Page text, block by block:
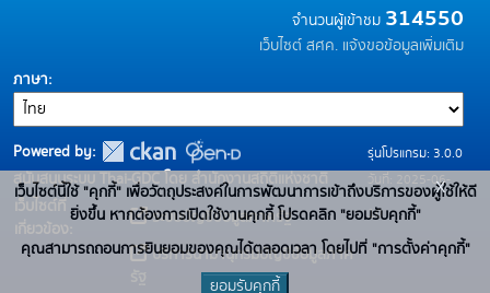
จำนวนผู้เข้าชม 314550
เว็บไซต์ สศค. แจ้งขอข้อมูลเพิ่มเติม
ภาษา
Powered by:
สนับสนุนระบบ Thai-GDC โดย สำนักงานสถิติแห่งชาติ
เว็บไซต์ที่
เกี่ยวข้อง:
ระบบบัญชีข้อมูลภาครัฐ
บริการนามานุกรมบัญชีข้อมูลภาค
รุ่นโปรแกรม: 3.0.0
วันที่: 2025-06-
10
เว็บไซต์นี้ใช้ "คุกกี้" เพื่อวัตถุประสงค์ในการพัฒนาการเข้าถึงบริการของผู้ใช้ให้ดี
ยิ่งขึ้น หากต้องการเปิดใช้งานคุกกี้ โปรดคลิก "ยอมรับคุกกี้"
คุณสามารถถอนการยินยอมของคุณได้ตลอดเวลา โดยไปที่ "การตั้งค่าคุกกี้"
ยอมรับคุกกี้
x